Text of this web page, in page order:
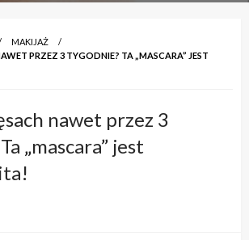
MAKIJAŻ
PRZEZ 3 TYGODNIE? TA „MASCARA” JEST
nawet przez 3
„mascara” jest